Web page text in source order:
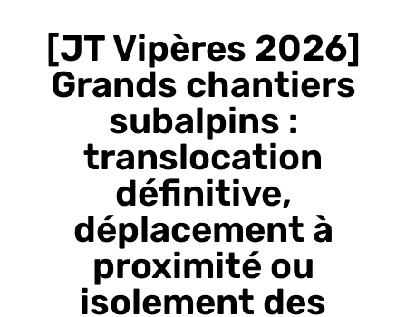
[JT Vipères 2026]
Grands chantiers
subalpins :
translocation
définitive,
déplacement à
proximité ou
isolement des